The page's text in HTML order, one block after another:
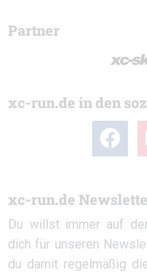
Partner
xc-run.de in den
facebook
xc-run.de
Du willst immer auf
dich für unseren
du damit regelmäßig